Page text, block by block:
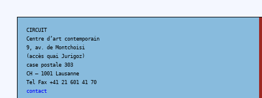
CIRCUIT
Centre d’art contemporain
9, av. de Montchoisi
(accès quai Jurigoz)
case postale 303
CH – 1001 Lausanne
Tel Fax +41 21 601 41 70
contact